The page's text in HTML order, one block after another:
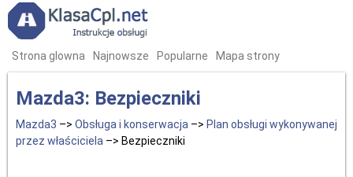
Strona glowna Najnowsze Popularne Mapa strony
Mazda3: Bezpieczniki
Mazda3 –> Obsługa i konserwacja –> Plan obsługi wykonywanej
przez właściciela –> Bezpieczniki